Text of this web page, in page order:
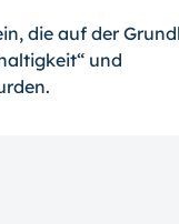
die auf der
und